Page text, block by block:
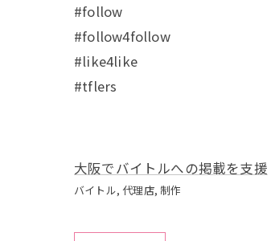
#follow
#follow4follow
#like4like
#tflers
大阪でバイトルへの掲載を支援
バイトル 代理店 制作